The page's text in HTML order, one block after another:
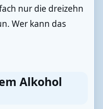
nur die dreizehn
Wer kann das
Alkohol